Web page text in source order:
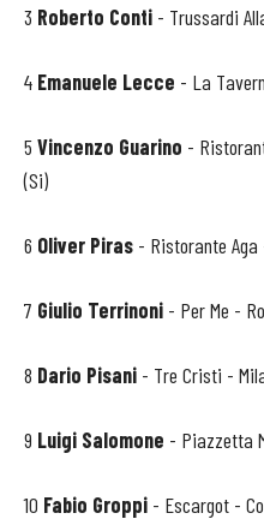
3 Roberto Conti - Trussardi
4 Emanuele Lecce - La
5Vincenzo Guarino -
(Si)
6 Oliver Piras - Ristorante Aga
7 Giulio Terrinoni - Per Me -
8 Dario Pisani - Tre Cristi -
9 Luigi Salomone - Piazzetta
10 Fabio Groppi - Escargot -